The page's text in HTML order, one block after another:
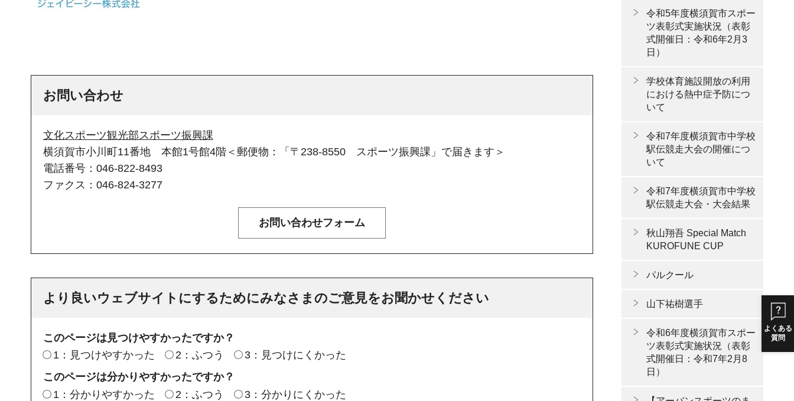
よくある
質問
お問い合わせ
文化スポーツ観光部スポーツ振興課
横須賀市小川町11番地 本館1号館4階＜郵便物：「〒238-8550 スポーツ振興課」で届きます＞
電話番号：046-822-8493
ファクス：046-824-3277
より良いウェブサイトにするためにみなさまのご意見をお聞かせください
このページは見つけやすかったですか？
1：見つけやすかった
2：ふつう
3：見つけにくかった
このページは分かりやすかったですか？
1：分かりやすかった
2：ふつう
3：分かりにくかった
令和5年度横須賀市スポー
ツ表彰式実施状況（表彰
式開催日：令和6年2月3
日）
学校体育施設開放の利用
における熱中症予防につ
いて
令和7年度横須賀市中学校
駅伝競走大会の開催につ
いて
令和7年度横須賀市中学校
駅伝競走大会・大会結果
秋山翔吾 Special Match
KUROFUNE CUP
パルクール
山下祐樹選手
令和6年度横須賀市スポー
ツ表彰式実施状況（表彰
式開催日：令和7年2月8
日）